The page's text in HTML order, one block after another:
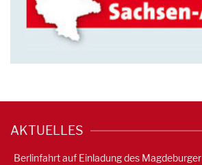
AKTUELLES
Berlinfahrt auf Einladung des Magdeburger